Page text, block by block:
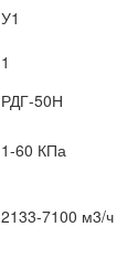
У1
1
РДГ-50Н
1-60 КПа
2133-7100 м3/ч